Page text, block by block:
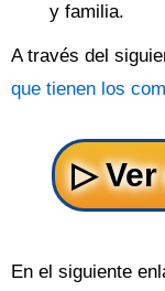
y familia.
A través del
que tienen los
En el siguiente